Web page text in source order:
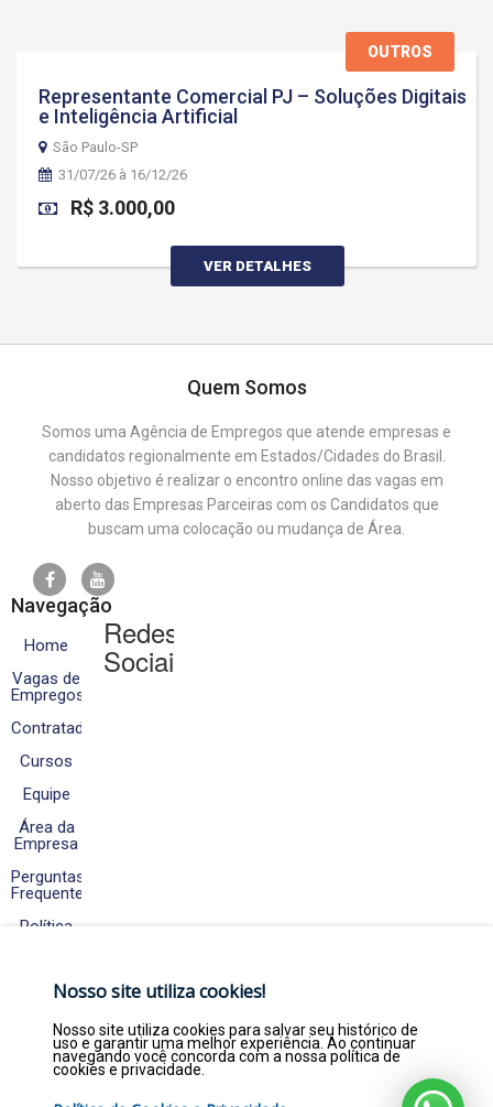
OUTROS
Representante Comercial PJ – Soluções Digitais
e Inteligência Artificial
São Paulo-SP
31/07/26 à 16/12/26
R$ 3.000,00
VER DETALHES
Quem Somos
Somos uma Agência de Empregos que atende empresas e
candidatos regionalmente em Estados/Cidades do Brasil.
Nosso objetivo é realizar o encontro online das vagas em
aberto das Empresas Parceiras com os Candidatos que
buscam uma colocação ou mudança de Área.
Navegação
Home
Vagas de
Empregos
Contratados
Cursos
Equipe
Área da
Empresa
Perguntas
Frequentes
Política
Privacidade
Fale
Conosco
Redes
Sociais
Nosso site utiliza cookies!
Nosso site utiliza cookies para salvar seu histórico de
uso e garantir uma melhor experiência. Ao continuar
navegando você concorda com a nossa política de
cookies e privacidade.